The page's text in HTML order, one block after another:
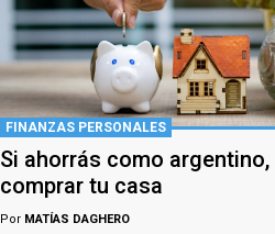
FINANZAS PERSONALES
Si ahorrás como argentino,
comprar tu casa
Por MATÍAS DAGHERO